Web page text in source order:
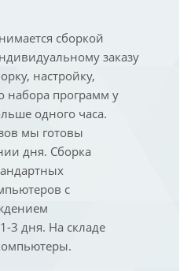
сборкой
заказу
настройку,
набора программ у
одного часа.
мы готовы
дня. Сборка
с
3 дня. На складе